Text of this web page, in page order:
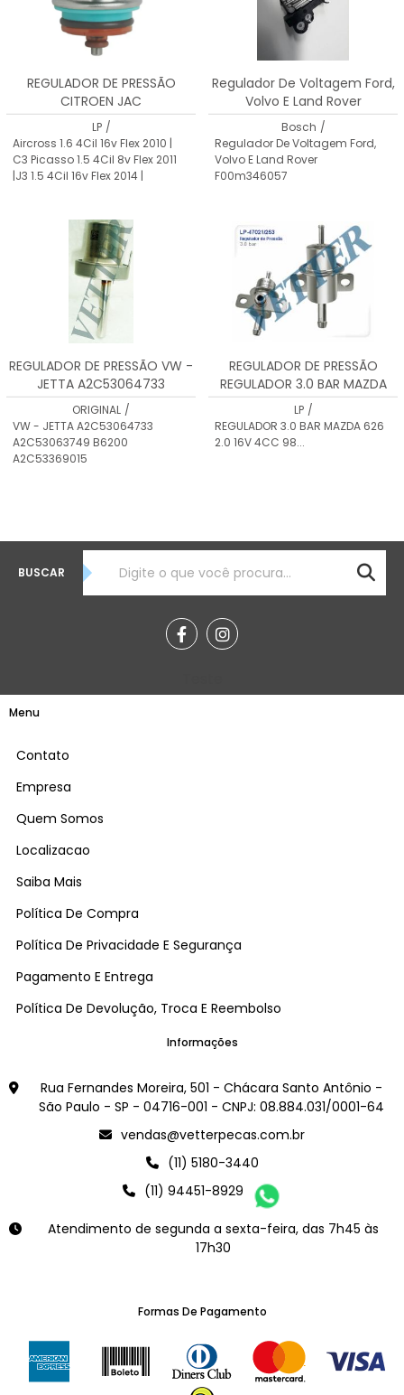
REGULADOR DE PRESSÃO
CITROEN JAC
LP /
Aircross 1.6 4Cil 16v Flex 2010 |
C3 Picasso 1.5 4Cil 8v Flex 2011
|J3 1.5 4Cil 16v Flex 2014 |
Regulador De Voltagem Ford,
Volvo E Land Rover
F00m346057
Bosch /
Regulador De Voltagem Ford,
Volvo E Land Rover
F00m346057
REGULADOR DE PRESSÃO VW -
JETTA A2C53064733
A2C53063749 B6200
A2C53369015
ORIGINAL /
VW - JETTA A2C53064733
A2C53063749 B6200
A2C53369015
REGULADOR DE PRESSÃO
REGULADOR 3.0 BAR MAZDA
626 2.0 16V 4CC 98...
LP /
REGULADOR 3.0 BAR MAZDA 626
2.0 16V 4CC 98...
BUSCAR
Menu
Contato
Empresa
Quem Somos
Localizacao
Saiba Mais
Política De Compra
Política De Privacidade E Segurança
Pagamento E Entrega
Política De Devolução, Troca E Reembolso
Informações
Rua Fernandes Moreira, 501 - Chácara Santo Antônio -
São Paulo - SP - 04716-001 - CNPJ: 08.884.031/0001-64
vendas@vetterpecas.com.br
(11) 5180-3440
(11) 94451-8929
Atendimento de segunda a sexta-feira, das 7h45 às
17h30
Formas De Pagamento